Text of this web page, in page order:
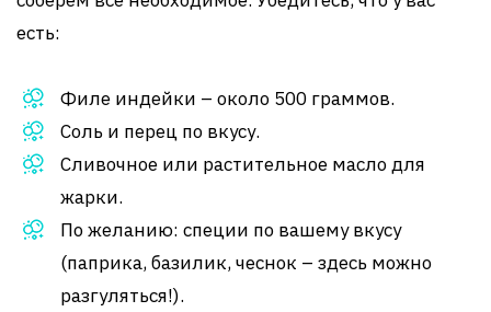
есть:
Филе индейки – около 500 граммов.
Соль и перец по вкусу.
Сливочное или растительное масло для
жарки.
По желанию: специи по вашему вкусу
(паприка, базилик, чеснок – здесь можно
разгуляться!).